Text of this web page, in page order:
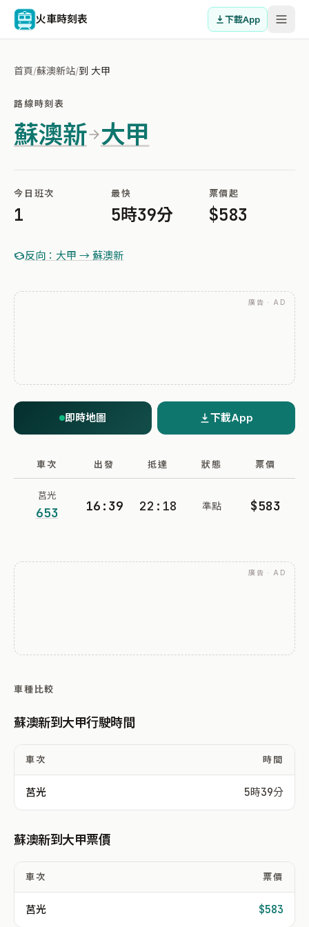
火車時刻表 下載App
首頁/蘇澳新站/到 大甲
路線時刻表
蘇澳新 大甲
今日班次
1
最快
5時39分
票價起
$583
反向：大甲 → 蘇澳新
廣告 · AD
即時地圖 下載App
車次 出發 抵達 狀態 票價
莒光
653 16:39 22:18 準點 $583
廣告 · AD
車種比較
蘇澳新到大甲行駛時間
車次 時間
莒光 5時39分
蘇澳新到大甲票價
車次 票價
莒光 $583